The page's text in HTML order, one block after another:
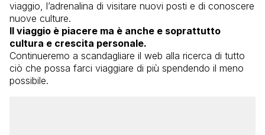
viaggio, l’adrenalina di visitare nuovi posti e di conoscere
nuove culture.
Il viaggio è piacere ma è anche e soprattutto
cultura e crescita personale.
Continueremo a scandagliare il web alla ricerca di tutto
ciò che possa farci viaggiare di più spendendo il meno
possibile.